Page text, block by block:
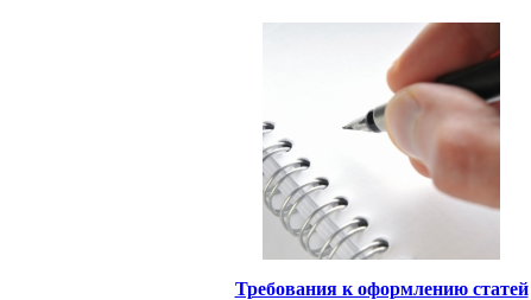
Требования к оформлению статей